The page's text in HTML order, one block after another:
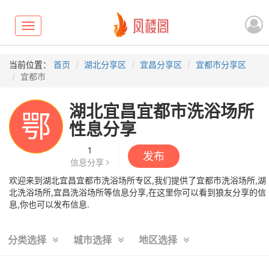
Toggle
navigation
当前位置： 首页 湖北分享区 宜昌分享区
宜都市分享区
宜都市
鄂
湖北宜昌宜都市洗浴场所
性息分享
1
信息分享
发布
欢迎来到湖北宜昌宜都市洗浴场所专区,我们提供了宜都市洗浴场所,湖
北洗浴场所,宜昌洗浴场所等信息分享,在这里你可以看到狼友分享的信
息,你也可以发布信息.
分类选择 城市选择 地区选择